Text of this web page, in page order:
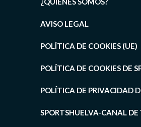
AVISO LEGAL
POLÍTICA DE COOKIES (UE)
POLÍTICA DE COOKIES DE
POLÍTICA DE PRIVACIDAD
SPORTSHUELVA-CANAL